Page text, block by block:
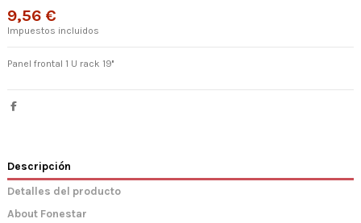
9,56 €
Impuestos incluidos
Panel frontal 1 U rack 19''
Descripción
Detalles del producto
About Fonestar